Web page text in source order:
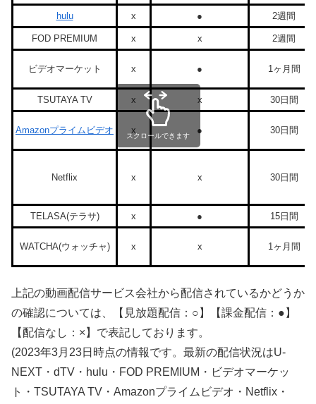
hulu x ● 2週間
FOD PREMIUM x x 2週間
ビデオマーケット x ● 1ヶ月間
TSUTAYA TV x x 30日間
Amazonプライムビデオ x ● 30日間
Netflix x x 30日間
TELASA(テラサ) x ● 15日間
WATCHA(ウォッチャ) x x 1ヶ月間
スクロールできます
上記の動画配信サービス会社から配信されているかどうか
の確認については、【見放題配信：○】【課金配信：●】
【配信なし：×】で表記しております。
(2023年3月23日時点の情報です。最新の配信状況はU-
NEXT・dTV・hulu・FOD PREMIUM・ビデオマーケッ
ト・TSUTAYA TV・Amazonプライムビデオ・Netflix・